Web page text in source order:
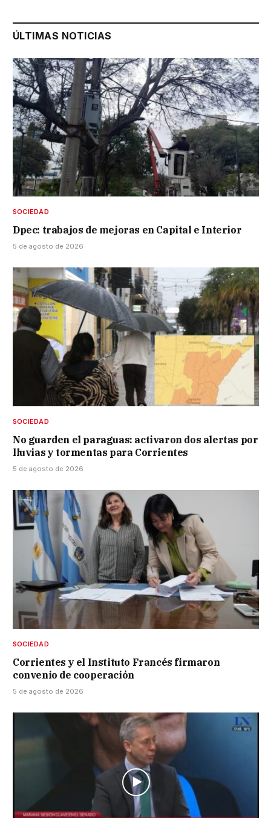
ÚLTIMAS NOTICIAS
SOCIEDAD
Dpec: trabajos de mejoras en Capital e Interior
5 de agosto de 2026
SOCIEDAD
No guarden el paraguas: activaron dos alertas por
lluvias y tormentas para Corrientes
5 de agosto de 2026
SOCIEDAD
Corrientes y el Instituto Francés firmaron
convenio de cooperación
5 de agosto de 2026